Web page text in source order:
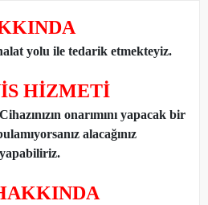
yolu ile tedarik etmekteyiz.
HİZMETİ
onarımını yapacak bir
alacağınız